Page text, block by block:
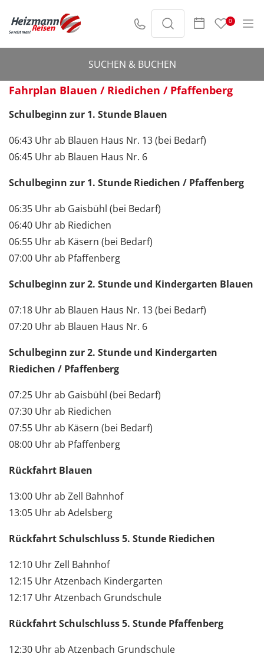
0
SUCHEN & BUCHEN
Schulfahrplan Blauen/Riedichen/Pfaffenberg anzeigen
Fahrplan Blauen / Riedichen / Pfaffenberg
Schulbeginn zur 1. Stunde Blauen
06:43 Uhr ab Blauen Haus Nr. 13 (bei Bedarf)
06:45 Uhr ab Blauen Haus Nr. 6
Schulbeginn zur 1. Stunde Riedichen / Pfaffenberg
06:35 Uhr ab Gaisbühl (bei Bedarf)
06:40 Uhr ab Riedichen
06:55 Uhr ab Käsern (bei Bedarf)
07:00 Uhr ab Pfaffenberg
Schulbeginn zur 2. Stunde und Kindergarten Blauen
07:18 Uhr ab Blauen Haus Nr. 13 (bei Bedarf)
07:20 Uhr ab Blauen Haus Nr. 6
Schulbeginn zur 2. Stunde und Kindergarten
Riedichen / Pfaffenberg
07:25 Uhr ab Gaisbühl (bei Bedarf)
07:30 Uhr ab Riedichen
07:55 Uhr ab Käsern (bei Bedarf)
08:00 Uhr ab Pfaffenberg
Rückfahrt Blauen
13:00 Uhr ab Zell Bahnhof
13:05 Uhr ab Adelsberg
Rückfahrt Schulschluss 5. Stunde Riedichen
12:10 Uhr Zell Bahnhof
12:15 Uhr Atzenbach Kindergarten
12:17 Uhr Atzenbach Grundschule
Rückfahrt Schulschluss 5. Stunde Pfaffenberg
12:30 Uhr ab Atzenbach Grundschule